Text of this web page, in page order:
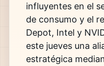
influyentes en el
de consumo y el
Depot, Intel y
este jueves una
estratégica